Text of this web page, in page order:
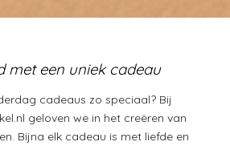
met een uniek cadeau
cadeaus zo speciaal? Bij
geloven we in het creëren van
Bijna elk cadeau is met liefde en